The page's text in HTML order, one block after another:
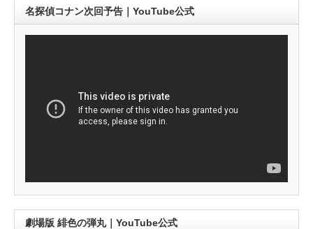
名探偵コナン次回予告｜YouTube公式
劇場版 緋色の弾丸｜YouTube公式